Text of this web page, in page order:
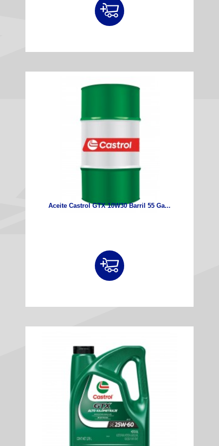
Aceite Castrol GTX 10W30 Barril 55 Ga...